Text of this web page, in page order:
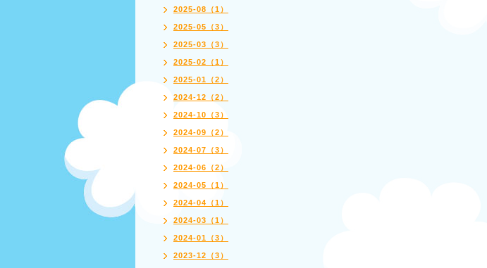
2025-08（1）
2025-05（3）
2025-03（3）
2025-02（1）
2025-01（2）
2024-12（2）
2024-10（3）
2024-09（2）
2024-07（3）
2024-06（2）
2024-05（1）
2024-04（1）
2024-03（1）
2024-01（3）
2023-12（3）